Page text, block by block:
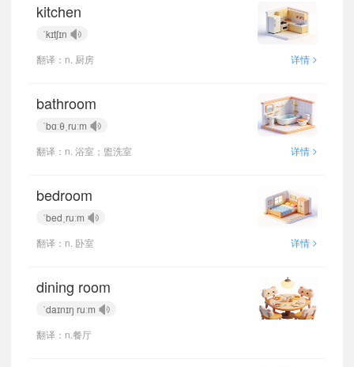
kitchen
ˈkɪtʃɪn
翻译：n. 厨房
详情 >
bathroom
ˈbɑːθˌruːm
翻译：n. 浴室；盥洗室
详情 >
bedroom
ˈbedˌruːm
翻译：n. 卧室
详情 >
dining room
ˈdaɪnɪŋ ruːm
翻译：n.餐厅